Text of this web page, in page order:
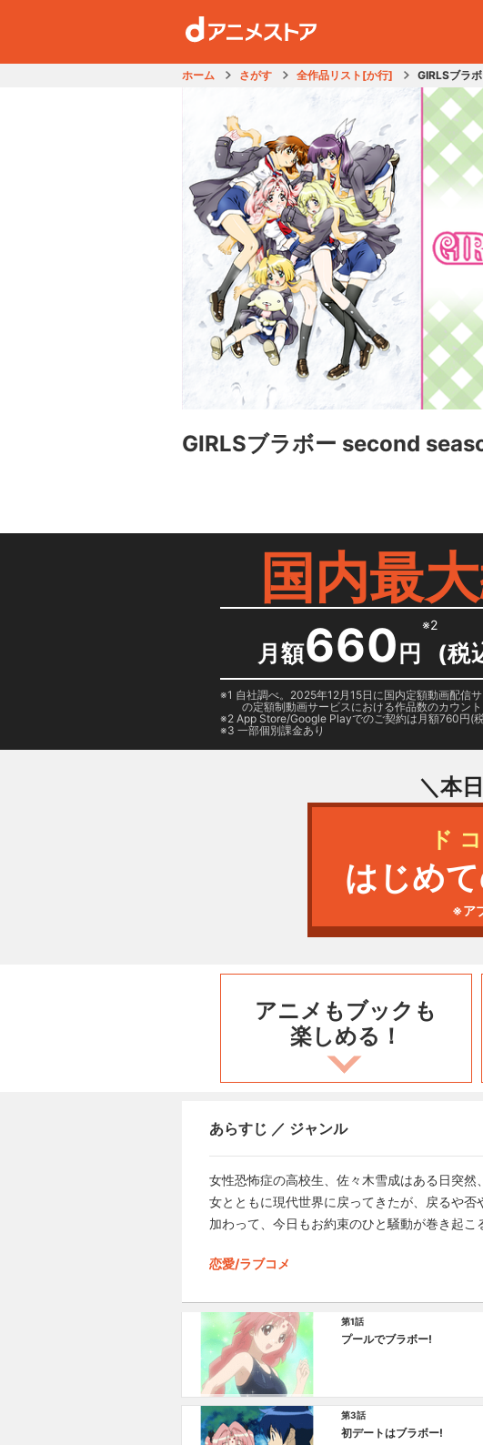
ホーム さがす 全作品リスト[か行] GIRLSブラ
GIRLSブラボー second
国内最
月額660 円
※2
(税
1 自社調べ。2025年12月15日に国内定額動画配信
の定額制動画サービスにおける作品数のカウン
2 App Store/Google Playでのご契約は月額760円(
3 一部個別課金あり
＼本
ド
はじめ
※ア
アニメもブックも
楽しめる！
あらすじ ／ ジャンル
女性恐怖症の高校生、佐々木雪成はある日突
女とともに現代世界に戻ってきたが、戻るや
加わって、今日もお約束のひと騒動が巻き起こ
恋愛/ラブコメ
第1話
プールでブラボー!
第3話
初デートはブラボー!